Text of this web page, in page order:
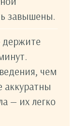
завышены.
чем
аккуратны
— их легко